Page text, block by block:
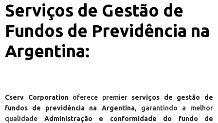
Serviços de Gestão de
Fundos de Previdência na
Argentina:
Cserv Corporationoferece premier serviços de gestão de
fundos de previdência na Argentina, garantindo a melhor
qualidade Administração e conformidade do fundo de